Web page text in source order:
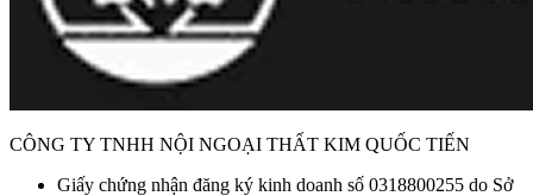
CÔNG TY TNHH NỘI NGOẠI THẤT KIM QUỐC TIẾN
Giấy chứng nhận đăng ký kinh doanh số 0318800255 do Sở